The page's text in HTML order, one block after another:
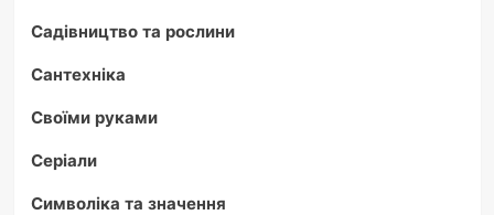
Садівництво та рослини
Сантехніка
Своїми руками
Серіали
Символіка та значення